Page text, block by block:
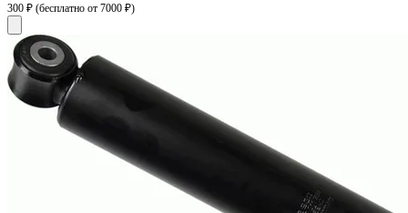
300 ₽ (бесплатно от 7000 ₽)